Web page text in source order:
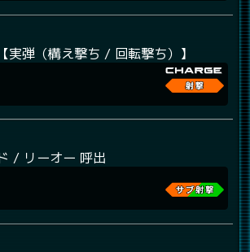
実弾（構え撃ち / 回転撃ち）】
/ リーオー 呼出